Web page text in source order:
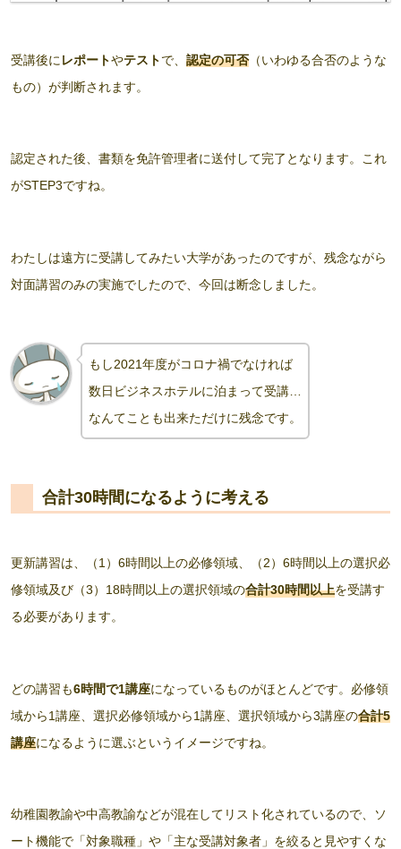
受講後に レポートやテストで、 認定の可否（いわゆる合否のような
もの）が判断されます。
認定された後、書類を免許管理者に送付して完了となります。これ
がSTEP3ですね。
わたしは遠方に受講してみたい大学があったのですが、残念ながら
対面講習のみの実施でしたので、今回は断念しました。
もし2021年度がコロナ禍でなければ
数日ビジネスホテルに泊まって受講…
なんてことも出来ただけに残念です。
合計30時間になるように考える
更新講習は、（1）6時間以上の必修領域、（2）6時間以上の選択必
修領域及び（3）18時間以上の選択領域の合計30時間以上を受講す
る必要があります。
どの講習も6時間で1講座になっているものがほとんどです。必修領
域から1講座、選択必修領域から1講座、選択領域から3講座の合計5
講座になるように選ぶというイメージですね。
幼稚園教諭や中高教諭などが混在してリスト化されているので、ソ
ート機能で「対象職種」や「主な受講対象者」を絞ると見やすくな